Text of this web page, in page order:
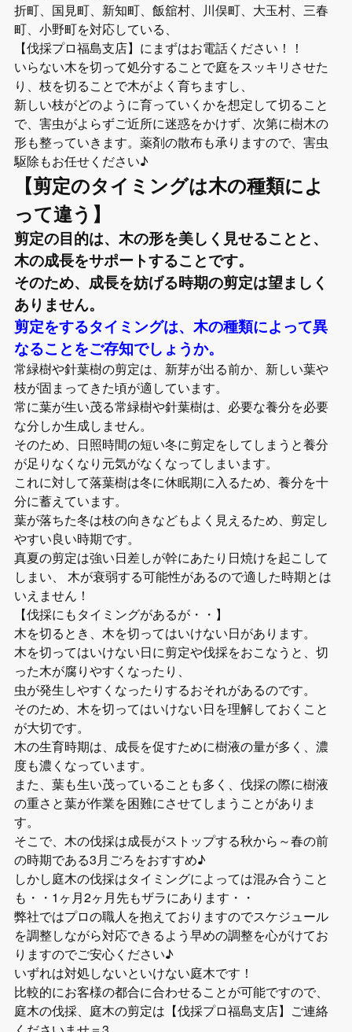
折町、国見町、新知町、飯舘村、川俣町、大玉村、三春
町、小野町を対応している、
【伐採プロ福島支店】にまずはお電話ください！！
いらない木を切って処分することで庭をスッキリさせた
り、枝を切ることで木がよく育ちますし、
新しい枝がどのように育っていくかを想定して切ること
で、害虫がよらずご近所に迷惑をかけず、次第に樹木の
形も整っていきます。薬剤の散布も承りますので、害虫
駆除もお任せください♪
【剪定のタイミングは木の種類によ
って違う】
剪定の目的は、木の形を美しく見せることと、
木の成長をサポートすることです。
そのため、成長を妨げる時期の剪定は望ましく
ありません。
剪定をするタイミングは、木の種類によって異
なることをご存知でしょうか。
常緑樹や針葉樹の剪定は、新芽が出る前か、新しい葉や
枝が固まってきた頃が適しています。
常に葉が生い茂る常緑樹や針葉樹は、必要な養分を必要
な分しか生成しません。
そのため、日照時間の短い冬に剪定をしてしまうと養分
が足りなくなり元気がなくなってしまいます。
これに対して落葉樹は冬に休眠期に入るため、養分を十
分に蓄えています。
葉が落ちた冬は枝の向きなどもよく見えるため、剪定し
やすい良い時期です。
真夏の剪定は強い日差しが幹にあたり日焼けを起こして
しまい、 木が衰弱する可能性があるので適した時期とは
いえません！
【伐採にもタイミングがあるが・・】
木を切るとき、木を切ってはいけない日があります。
木を切ってはいけない日に剪定や伐採をおこなうと、切
った木が腐りやすくなったり、
虫が発生しやすくなったりするおそれがあるのです。
そのため、木を切ってはいけない日を理解しておくこと
が大切です。
木の生育時期は、成長を促すために樹液の量が多く、濃
度も濃くなっています。
また、葉も生い茂っていることも多く、伐採の際に樹液
の重さと葉が作業を困難にさせてしまうことがありま
す。
そこで、木の伐採は成長がストップする秋から～春の前
の時期である3月ごろをおすすめ♪
しかし庭木の伐採はタイミングによっては混み合うこと
も・・1ヶ月2ヶ月先もザラにあります・・
弊社ではプロの職人を抱えておりますのでスケジュール
を調整しながら対応できるよう早めの調整を心がけてお
りますのでご安心ください♪
いずれは対処しないといけない庭木です！
比較的にお客様の都合に合わせることが可能ですので、
庭木の伐採、庭木の剪定は【伐採プロ福島支店】ご連絡